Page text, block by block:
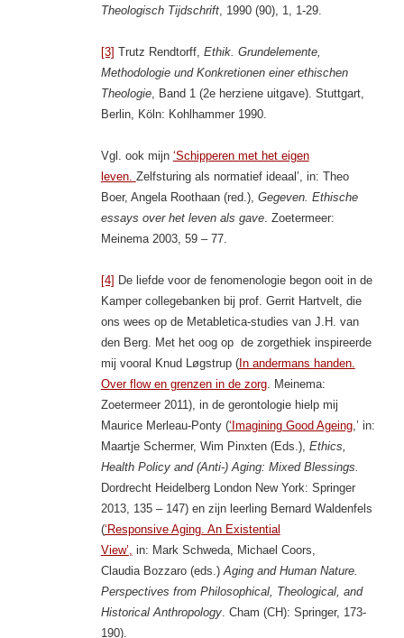
Theologisch Tijdschrift, 1990 (90), 1, 1-29.
[3] Trutz Rendtorff, Ethik. Grundelemente,
Methodologie und Konkretionen einer ethischen
Theologie, Band 1 (2e herziene uitgave). Stuttgart,
Berlin, Köln: Kohlhammer 1990.
Vgl. ook mijn ‘Schipperen met het eigen
leven. Zelfsturing als normatief ideaal’, in: Theo
Boer, Angela Roothaan (red.), Gegeven. Ethische
essays over het leven als gave. Zoetermeer:
Meinema 2003, 59 – 77.
[4] De liefde voor de fenomenologie begon ooit in de
Kamper collegebanken bij prof. Gerrit Hartvelt, die
ons wees op de Metabletica-studies van J.H. van
den Berg. Met het oog op de zorgethiek inspireerde
mij vooral Knud Løgstrup (In andermans handen.
Over flow en grenzen in de zorg. Meinema:
Zoetermeer 2011), in de gerontologie hielp mij
Maurice Merleau-Ponty (‘Imagining Good Ageing,’ in:
Maartje Schermer, Wim Pinxten (Eds.), Ethics,
Health Policy and (Anti-) Aging: Mixed Blessings.
Dordrecht Heidelberg London New York: Springer
2013, 135 – 147) en zijn leerling Bernard Waldenfels
(‘Responsive Aging. An Existential
View’, in: Mark Schweda, Michael Coors,
Claudia Bozzaro (eds.) Aging and Human Nature.
Perspectives from Philosophical, Theological, and
Historical Anthropology. Cham (CH): Springer, 173-
190).